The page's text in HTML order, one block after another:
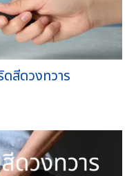
สีดวงทวาร